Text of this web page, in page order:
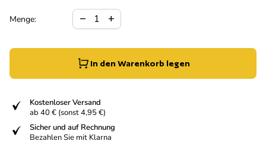
Menge:
Verringerung der Menge für
remove
Menge erhöhen für
add
In den Warenkorb legen
Kostenloser Versand
ab 40 € (sonst 4,95 €)
Sicher und auf Rechnung
Bezahlen Sie mit Klarna